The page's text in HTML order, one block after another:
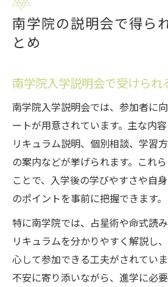
南学院の説明会で得ら
とめ
南学院入学説明会で受けられ
南学院入学説明会では、参加者に
ートが用意されています。主な内
リキュラム説明、個別相談、学習
の案内などが挙げられます。これ
ことで、入学後の学びやすさや自
のポイントを事前に把握できます。
特に南学院では、占星術や命式読
リキュラムを分かりやすく解説し
心して参加できる工夫がされてい
不安に寄り添いながら、進学に必